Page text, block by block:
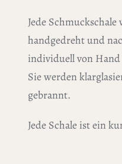
Jede
handgedreht und
individuell von Hand
Sie werden
gebrannt.
Jede Schale ist ein